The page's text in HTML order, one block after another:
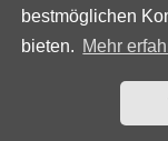
bestmöglichen
bieten. Mehr